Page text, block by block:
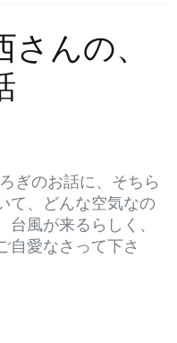
さんの、
ぎのお話に、そちら
て、どんな空気なの
風が来るらしく、
自愛なさって下さ